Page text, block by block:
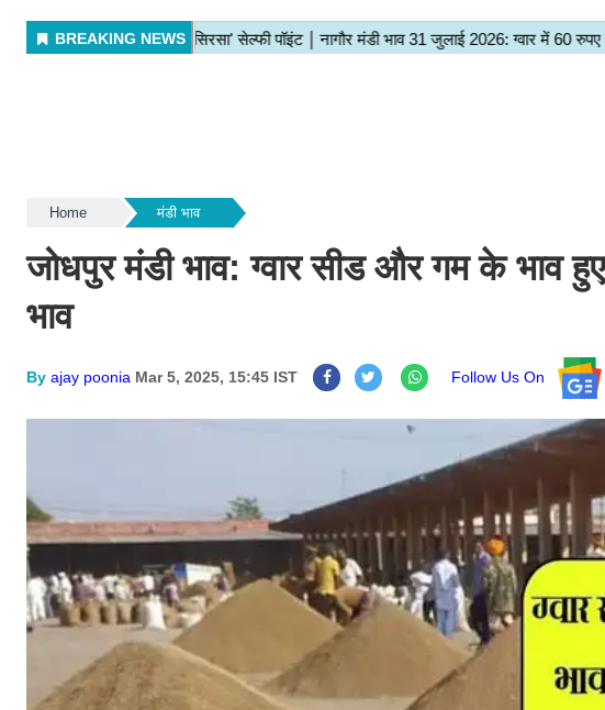
Home मंडी भाव
जोधपुर मंडी भाव: ग्वार सीड और गम के भाव
भाव
By ajay poonia Mar 5, 2025, 15:45 IST Follow Us On